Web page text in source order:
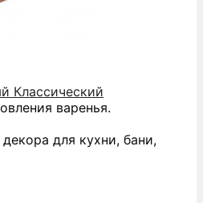
Классический
варенья.
для кухни, бани,